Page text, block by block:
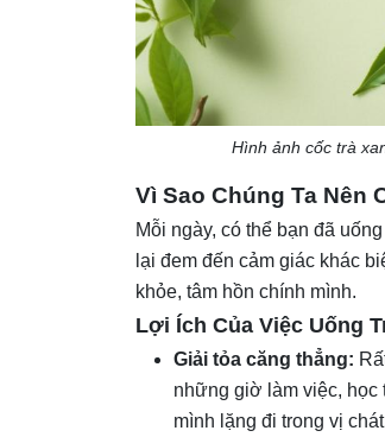
Hình ảnh cốc trà
Vì Sao Chúng Ta Nên
Mỗi ngày, có thể bạn đã
lại đem đến cảm giác khác
khỏe, tâm hồn chính mình.
Lợi Ích Của Việc Uống
Giải tỏa căng thẳng:
những giờ làm việc, học
mình lặng đi trong vị